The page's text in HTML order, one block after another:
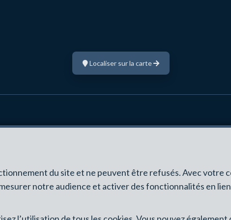
Localiser sur la carte
du site et ne peuvent être refusés. Avec votre
notre audience et activer des fonctionnalités en
+32 474 81 82 01
gl@immobiliereb2.be
Belgique-
immobiliers, rue